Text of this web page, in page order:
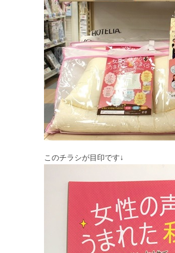
このチラシが目印です↓